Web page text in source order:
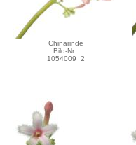
Chinarinde
Bild-Nr.:
1054009_2